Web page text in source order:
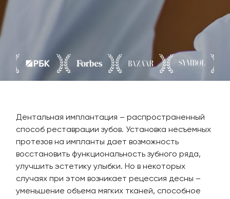
Дентальная имплантация – распространенный
способ реставрации зубов. Установка несъемных
протезов на импланты дает возможность
восстановить функциональность зубного ряда,
улучшить эстетику улыбки. Но в некоторых
случаях при этом возникает рецессия десны –
уменьшение объема мягких тканей, способное